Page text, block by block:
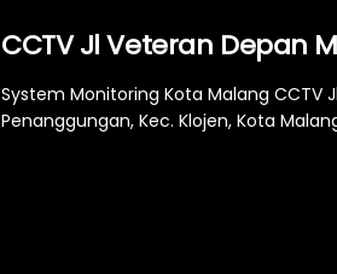
CCTV Jl Veteran Depan
System Monitoring Kota Malang CCTV
Penanggungan, Kec. Klojen, Kota